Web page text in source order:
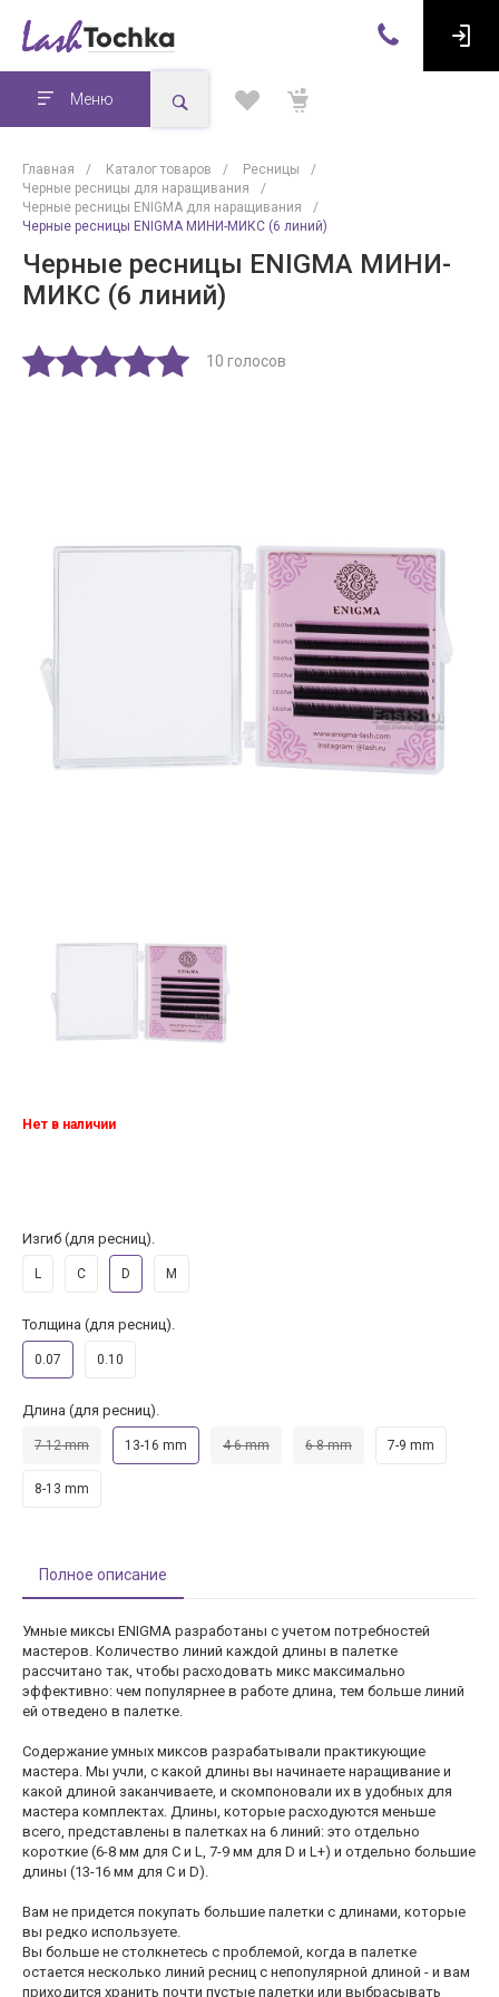
Меню
Главная / Каталог товаров / Ресницы
/
Черные ресницы для наращивания
/
Черные ресницы ENIGMA для наращивания
/
Черные ресницы ENIGMA МИНИ-МИКС (6 линий)
Черные ресницы ENIGMA МИНИ-
МИКС (6 линий)
10 голосов
Нет в наличии
Изгиб (для ресниц).
L C D M
Толщина (для ресниц).
0.07 0.10
Длина (для ресниц).
7-12 mm 13-16 mm 4-6 mm 6-8 mm 7-9 mm
8-13 mm
Полное описание
Умные миксы ENIGMA разработаны с учетом потребностей
мастеров. Количество линий каждой длины в палетке
рассчитано так, чтобы расходовать микс максимально
эффективно: чем популярнее в работе длина, тем больше линий
ей отведено в палетке.
Содержание умных миксов разрабатывали практикующие
мастера. Мы учли, с какой длины вы начинаете наращивание и
какой длиной заканчиваете, и скомпоновали их в удобных для
мастера комплектах. Длины, которые расходуются меньше
всего, представлены в палетках на 6 линий: это отдельно
короткие (6-8 мм для С и L, 7-9 мм для D и L+) и отдельно большие
длины (13-16 мм для C и D).
Вам не придется покупать большие палетки с длинами, которые
вы редко используете.
Вы больше не столкнетесь с проблемой, когда в палетке
остается несколько линий ресниц с непопулярной длиной - и вам
приходится хранить почти пустые палетки или выбрасывать